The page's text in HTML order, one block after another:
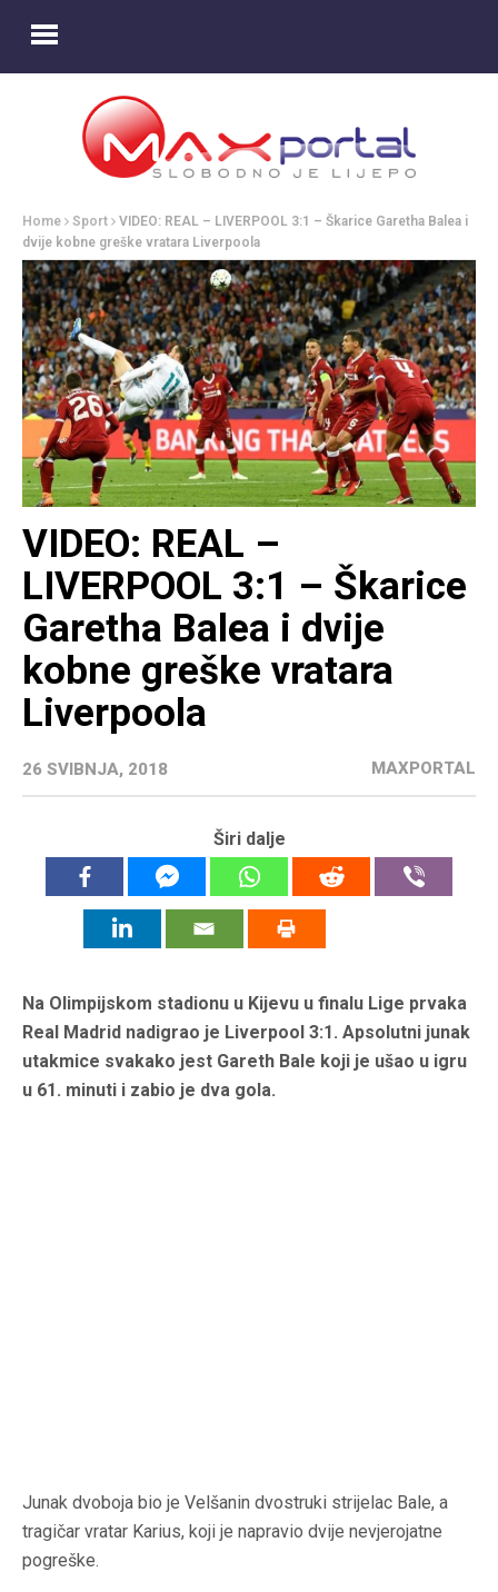
Home Sport
VIDEO: REAL – LIVERPOOL 3:1 – Škarice Garetha Balea i
dvije kobne greške vratara Liverpoola
VIDEO: REAL –
LIVERPOOL 3:1 – Škarice
Garetha Balea i dvije
kobne greške vratara
Liverpoola
26 SVIBNJA, 2018 MAXPORTAL
Širi dalje
Na Olimpijskom stadionu u Kijevu u finalu Lige prvaka
Real Madrid nadigrao je Liverpool 3:1. Apsolutni junak
utakmice svakako jest Gareth Bale koji je ušao u igru
u 61. minuti i zabio je dva gola.
Junak dvoboja bio je Velšanin dvostruki strijelac Bale, a
tragičar vratar Karius, koji je napravio dvije nevjerojatne
pogreške.